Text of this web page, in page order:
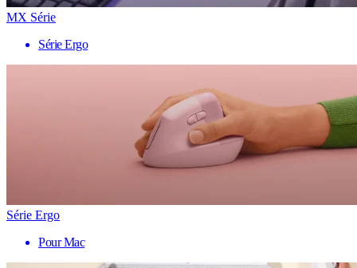
MX Série
Série Ergo
Série Ergo
Pour Mac